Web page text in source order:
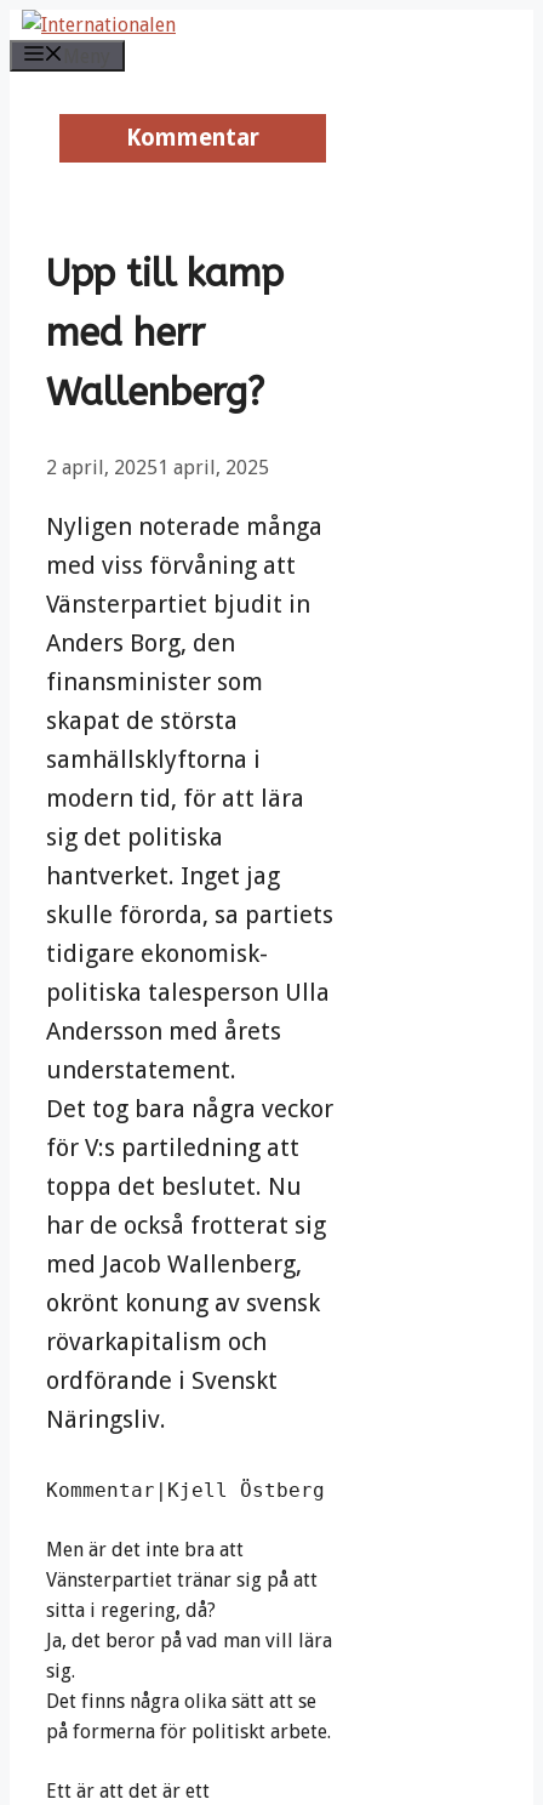
Hoppa
till
Kommentar
Kommentar
Upp till kamp
med herr
Wallenberg?
2 april, 20251 april, 2025
Nyligen noterade många
med viss förvåning att
Vänsterpartiet bjudit in
Anders Borg, den
finansminister som
skapat de största
samhällsklyftorna i
modern tid, för att lära
sig det politiska
hantverket. Inget jag
skulle förorda, sa partiets
tidigare ekonomisk-
politiska talesperson Ulla
Andersson med årets
understatement.
Det tog bara några veckor
för V:s partiledning att
toppa det beslutet. Nu
har de också frotterat sig
med Jacob Wallenberg,
okrönt konung av svensk
rövarkapitalism och
ordförande i Svenskt
Näringsliv.
Kommentar|Kjell Östberg
Men är det inte bra att
Vänsterpartiet tränar sig på att
sitta i regering, då?
Ja, det beror på vad man vill lära
sig.
Det finns några olika sätt att se
på formerna för politiskt arbete.
Ett är att det är ett